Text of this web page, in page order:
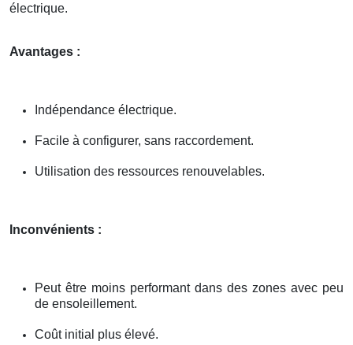
électrique.
Avantages :
Indépendance électrique.
Facile à configurer, sans raccordement.
Utilisation des ressources renouvelables.
Inconvénients :
Peut être moins performant dans des zones avec peu
de ensoleillement.
Coût initial plus élevé.